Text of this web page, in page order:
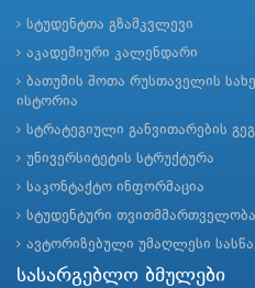
სტუდენტთა გზამკვლევი
აკადემიური კალენდარი
ბათუმის შოთა რუსთაველის
ისტორია
სტრატეგიული განვითარების
უნივერსიტეტის სტრუქტურა
საკონტაქტო ინფორმაცია
სტუდენტური თვითმმართველობა
ავტორიზებული უმაღლესი
სასარგებლო ბმულები